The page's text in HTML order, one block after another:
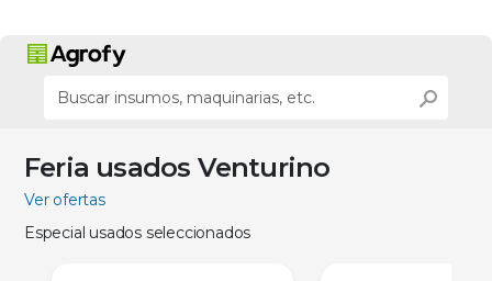
Feria usados Venturino
Ver ofertas
Especial usados seleccionados